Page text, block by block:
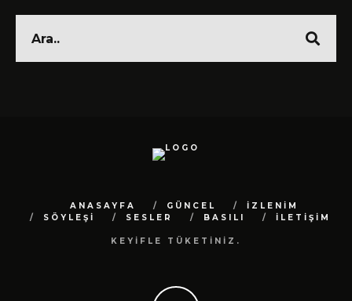
ANASAYFA GÜNCEL
İZLENİM
SÖYLEŞİ
SESLER BASILI İLETİŞİM
KEYİFLE TÜKETİNİZ.